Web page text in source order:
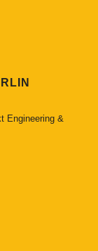
Engineering &